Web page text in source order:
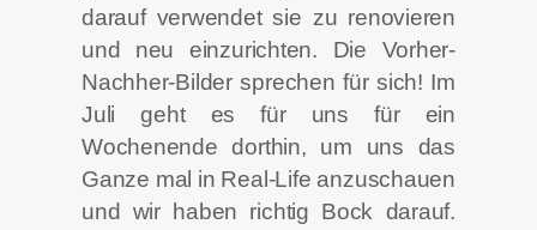
darauf verwendet sie zu renovieren
und neu einzurichten. Die Vorher-
Nachher-Bilder sprechen für sich! Im
Juli geht es für uns für ein
Wochenende dorthin, um uns das
Ganze mal in Real-Life anzuschauen
und wir haben richtig Bock darauf.